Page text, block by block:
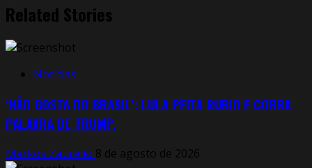
Related Stories
Notícias
‘NÃO GOSTA DO BRASIL’: LULA PEITA RUBIO E COBRA
PALAVRA DE TRUMP.
Markos Zaurelio 8 de agosto de 2026